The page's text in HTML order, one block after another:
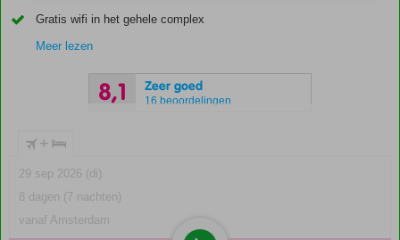
Gratis wifi in het gehele complex
Meer lezen
8,1 Zeer goed
16 beoordelingen
+
29 sep 2026 (di)
8 dagen (7 nachten)
vanaf Amsterdam